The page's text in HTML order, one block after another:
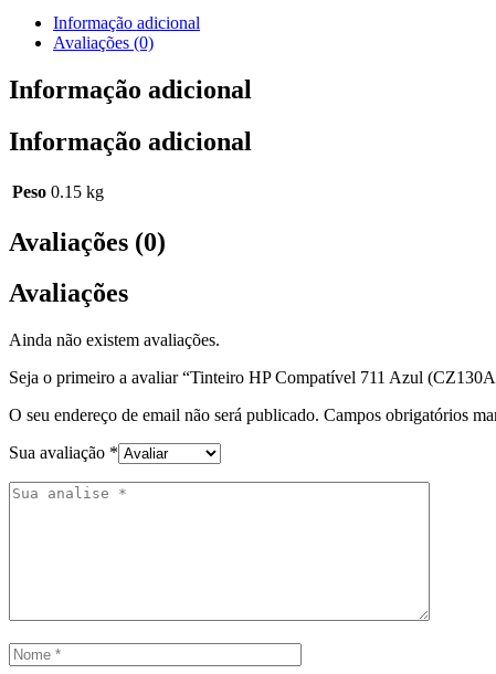
Informação adicional
Avaliações (0)
Informação adicional
Informação adicional
Peso 0.15 kg
Avaliações (0)
Avaliações
Ainda não existem avaliações.
Seja o primeiro a avaliar “Tinteiro HP Compatível 711 Azul
O seu endereço de email não será publicado. Campos obrigatórios
Sua avaliação *